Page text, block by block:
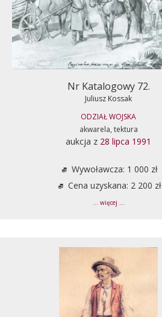
Nr Katalogowy 72.
Juliusz Kossak
ODZIAŁ WOJSKA
akwarela, tektura
aukcja z 28 lipca 1991
Wywoławcza: 1 000 zł
Cena uzyskana: 2 200 zł
... więcej ...